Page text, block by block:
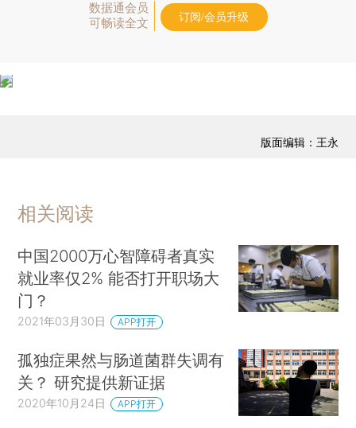
数据通会员
可畅读全文
订阅/会员升级
版面编辑：王永
相关阅读
中国2000万心智障碍者真实
就业率仅2% 能否打开职场大
门？
2021年03月30日 APP打开
孤独症果然与肠道菌群失调有
关？ 研究提供新证据
2020年10月24日 APP打开